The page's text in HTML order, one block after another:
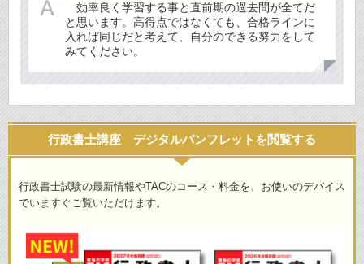
効率良く学習する事と直前期の過去問が全てだ
と思います。高得点ではなくても、合格ラインに
入れば同じだと考えて、自分のできる努力をして
みてください。
行政書士講座 デジタルパンフレットを閲覧する
行政書士試験の最新情報やTACのコース・料金を、お使いのデバイス
でいますぐご覧いただけます。